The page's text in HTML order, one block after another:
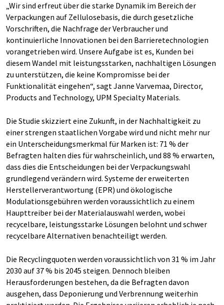
„Wir sind erfreut über die starke Dynamik im Bereich der
Verpackungen auf Zellulosebasis, die durch gesetzliche
Vorschriften, die Nachfrage der Verbraucher und
kontinuierliche Innovationen bei den Barrieretechnologien
vorangetrieben wird. Unsere Aufgabe ist es, Kunden bei
diesem Wandel mit leistungsstarken, nachhaltigen Lösungen
zu unterstützen, die keine Kompromisse bei der
Funktionalität eingehen“, sagt Janne Varvemaa, Director,
Products and Technology, UPM Specialty Materials.
Die Studie skizziert eine Zukunft, in der Nachhaltigkeit zu
einer strengen staatlichen Vorgabe wird und nicht mehr nur
ein Unterscheidungsmerkmal für Marken ist: 71 % der
Befragten halten dies für wahrscheinlich, und 88 % erwarten,
dass dies die Entscheidungen bei der Verpackungswahl
grundlegend verändern wird. Systeme der erweiterten
Herstellerverantwortung (EPR) und ökologische
Modulationsgebühren werden voraussichtlich zu einem
Haupttreiber bei der Materialauswahl werden, wobei
recycelbare, leistungsstarke Lösungen belohnt und schwer
recycelbare Alternativen benachteiligt werden.
Die Recyclingquoten werden voraussichtlich von 31 % im Jahr
2030 auf 37 % bis 2045 steigen. Dennoch bleiben
Herausforderungen bestehen, da die Befragten davon
ausgehen, dass Deponierung und Verbrennung weiterhin